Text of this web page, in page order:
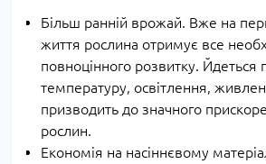
Більш ранній врожай. Вже на
життя рослина отримує все
повноцінного розвитку. Йдеться
температуру, освітлення,
призводить до значного
рослин.
Економія на насіннєвому